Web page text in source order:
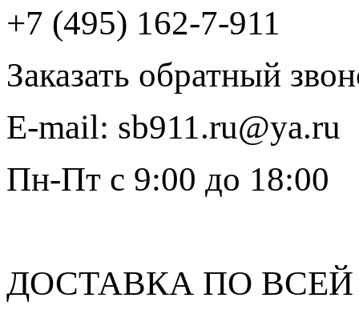
+7 (495) 162-7-911
Заказать обратный
E-mail: sb911.ru@ya.ru
Пн-Пт с 9:00 до 18:00
ДОСТАВКА ПО